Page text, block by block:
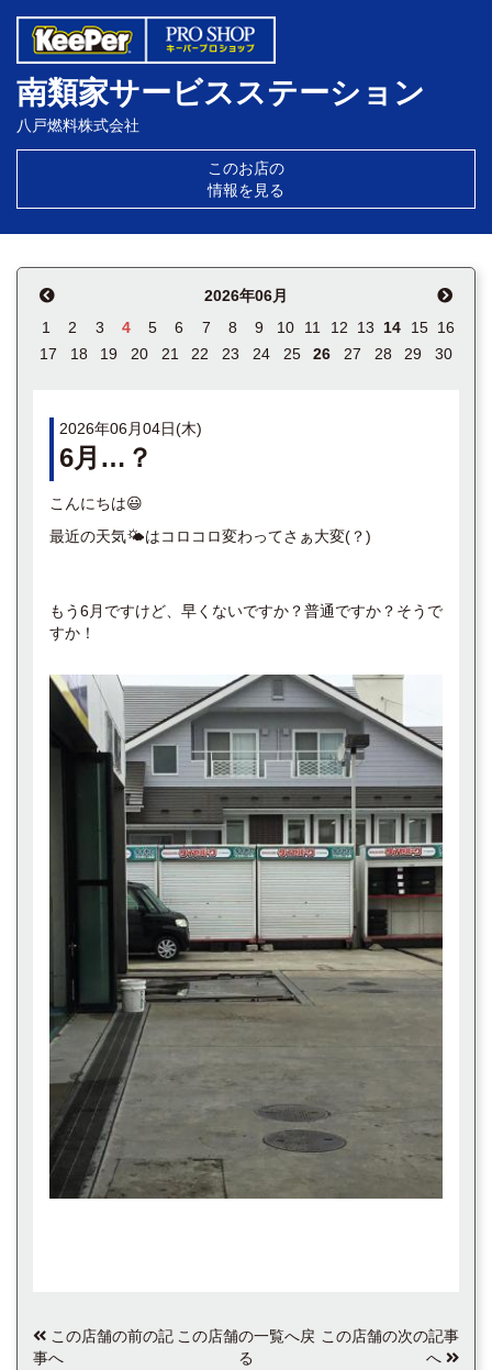
南類家サービスステーション
八戸燃料株式会社
このお店の
情報を見る
2026年06月
1
2 3 4 5 6 7 8 9 10 11 12 13 14 15 16
17
18 19 20 21 22 23 24 25 26 27 28 29 30
2026年06月04日(木)
6月…？
こんにちは😃
最近の天気🌤️はコロコロ変わってさぁ大変(？)
もう6月ですけど、早くないですか？普通ですか？そうで
すか！
この店舗の前の記
事へ
この店舗の一覧へ戻
る
この店舗の次の記事
へ